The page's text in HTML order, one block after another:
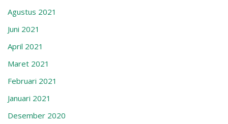
Agustus 2021
Juni 2021
April 2021
Maret 2021
Februari 2021
Januari 2021
Desember 2020